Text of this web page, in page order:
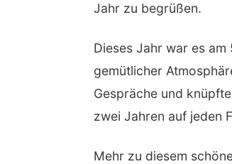
Jahr zu begrüßen.
Dieses Jahr war es
gemütlicher
Gespräche und
zwei Jahren auf jeden
Mehr zu diesem